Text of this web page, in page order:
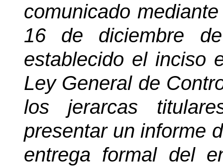
comunicado
16 de diciembre
establecido el
Ley General de
los jerarcas
presentar un informe
entrega formal del